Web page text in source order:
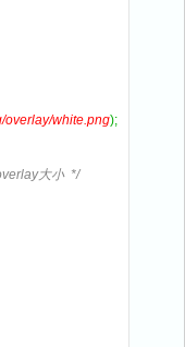
overlay/white.png);
大小  */